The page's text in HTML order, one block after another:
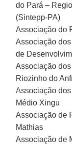
do Pará –
(Sintepp-PA)
Associação do
Associação
de
Associação
Riozinho do
Associação
Médio Xingu
Associação de
Mathias
Associação de